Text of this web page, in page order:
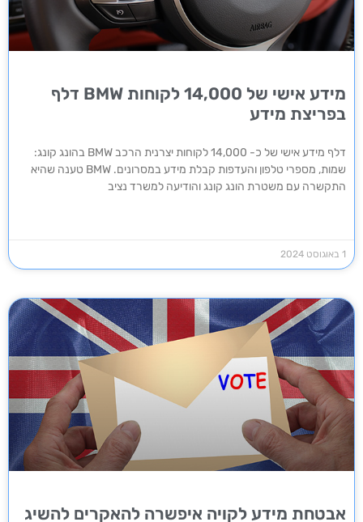
מידע אישי של 14,000 לקוחות BMW דלף
בפריצת מידע
דלף מידע אישי של כ- 14,000 לקוחות יצרנית הרכב BMW בהונג קונג:
שמות, מספרי טלפון והעדפות קבלת מידע במסרונים. BMW טענה שהיא
התקשרה עם משטרת הונג קונג והודיעה למשרד נציב
1 באוגוסט 2024
אבטחת מידע לקויה איפשרה להאקרים להשיג